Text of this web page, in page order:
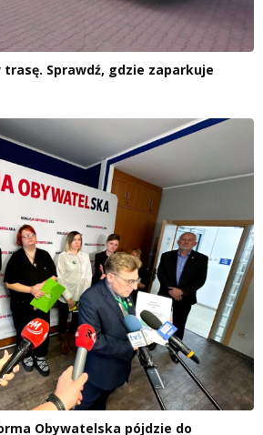
Sprawdź, gdzie zaparkuje
Obywatelska pójdzie do